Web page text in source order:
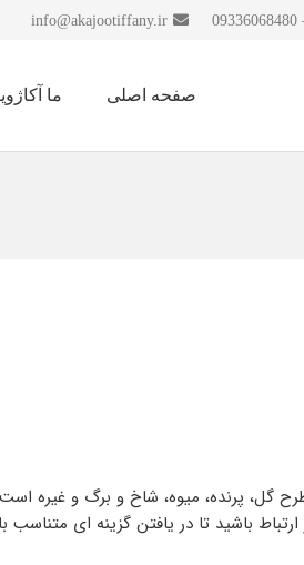
info@akajootiffany.ir
صفحه اصلی ما
گل، پرنده، میوه، شاخ و برگ و غیره
ارتباط باشید تا در یافتن گزینه ای